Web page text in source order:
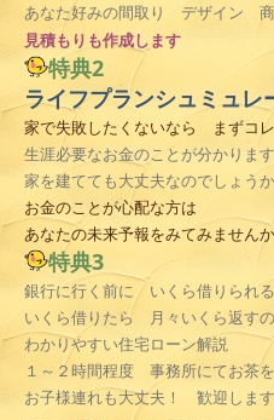
あなた好みの間取り デザイン
見積もりも作成します
特典2
ライフプランシュミュレ
家で失敗したくないなら まずコレ
生涯必要なお金のことが分かります
家を建てても大丈夫なのでしょう
お金のことが心配な方は
あなたの未来予報をみてみません
特典3
銀行に行く前に いくら借りられ
いくら借りたら 月々いくら返す
わかりやすい住宅ローン解説
１～２時間程度 事務所にてお茶
お子様連れも大丈夫！ 歓迎しま